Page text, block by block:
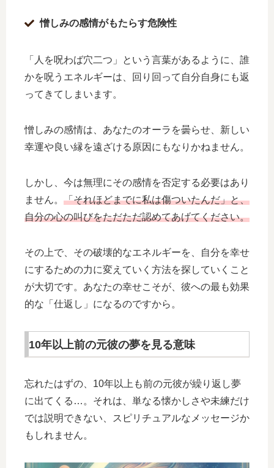
憎しみの感情がもたらす危険性
「人を呪わば穴二つ」という言葉があるように、誰
かを呪うエネルギーは、回り回って自分自身にも返
ってきてしまいます。
憎しみの感情は、あなたのオーラを曇らせ、新しい
幸運や良い縁を遠ざける原因にもなりかねません。
しかし、今は無理にその感情を否定する必要はあり
ません。 「それほどまでに私は傷ついたんだ」と、
自分の心の叫びをただただ認めてあげてください。
その上で、その破壊的なエネルギーを、自分を幸せ
にするための力に変えていく方法を探していくこと
が大切です。あなたの幸せこそが、彼への最も効果
的な「仕返し」になるのですから。
10年以上前の元彼の夢を見る意味
忘れたはずの、10年以上も前の元彼が繰り返し夢
に出てくる…。それは、単なる懐かしさや未練だけ
では説明できない、スピリチュアルなメッセージか
もしれません。